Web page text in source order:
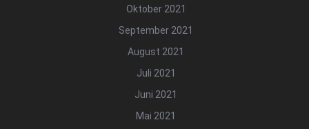
Oktober 2021
September 2021
August 2021
Juli 2021
Juni 2021
Mai 2021